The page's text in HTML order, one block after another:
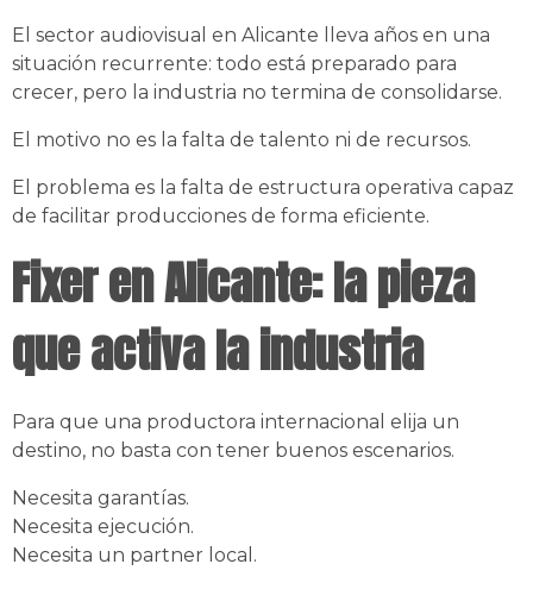
El sector audiovisual en Alicante lleva años en una
situación recurrente: todo está preparado para
crecer, pero la industria no termina de consolidarse.
El motivo no es la falta de talento ni de recursos.
El problema es la falta de estructura operativa capaz
de facilitar producciones de forma eficiente.
Fixer en Alicante: la pieza
que activa la industria
Para que una productora internacional elija un
destino, no basta con tener buenos escenarios.
Necesita garantías.
Necesita ejecución.
Necesita un partner local.